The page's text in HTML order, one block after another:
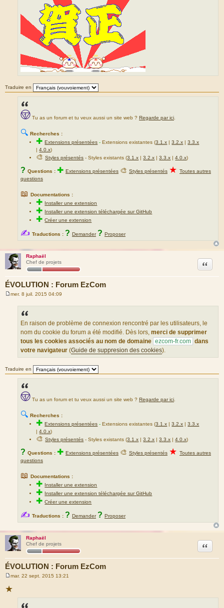
Traduire en
Tu as un forum et tu veux aussi un site web ? Regarde par ici
🔍 Recherches :
✚Extensions présentées -Extensions existantes (3.1.x |3.2.x |3.3.x
|4.0.x)
🎨Styles présentés - Styles existants (3.1.x |3.2.x |3.3.x |4.0.x)
? Questions : ✚ Extensions présentées 🎨 Styles présentés ★ Toutes autres
questions
📖 Documentations :
✚ Installer une extension
✚ Installer une extension téléchargée sur GitHub
✚Créer une extension
✍ Traductions : ? Demander ? Proposer
Raphaël
Chef de projets
ÉVOLUTION : Forum EzCom
Citation
mer. 8 juil. 2015 04:09
En raison de problème de connexion rencontré par les utilisateurs, le
nom du cookie du forum a été modifié. Dès lors, merci de supprimer
tous les cookies associés au nom de domaine ezcom-fr.com dans
votre navigateur (Guide de suppresion des cookies).
Traduire en
Tu as un forum et tu veux aussi un site web ? Regarde par ici
🔍 Recherches :
✚Extensions présentées -Extensions existantes (3.1.x |3.2.x |3.3.x
|4.0.x)
🎨Styles présentés - Styles existants (3.1.x |3.2.x |3.3.x |4.0.x)
? Questions : ✚ Extensions présentées 🎨 Styles présentés ★ Toutes autres
questions
📖 Documentations :
✚ Installer une extension
✚ Installer une extension téléchargée sur GitHub
✚Créer une extension
✍ Traductions : ? Demander ? Proposer
Raphaël
Chef de projets
ÉVOLUTION : Forum EzCom
Citation
s
mar. 22 sept. 2015 13:21
★